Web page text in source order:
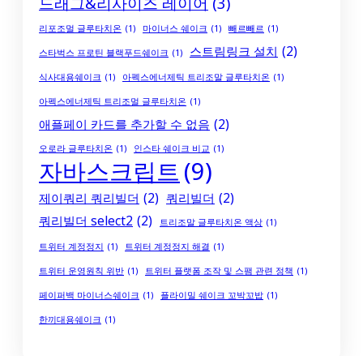
리포조멀 글루타치온 (1) 마이너스 쉐이크 (1) 빼르빼르 (1)
스타벅스 프로틴 블랙푸드쉐이크 (1) 스트림링크 설치 (2)
식사대용쉐이크 (1) 아펙스에너제틱 트리조말 글루타치온 (1)
아펙스에너제틱 트리조멀 글루타치온 (1)
애플페이 카드를 추가할 수 없음 (2)
오로라 글루타치온 (1) 인스타 쉐이크 비교 (1)
자바스크립트 (9)
제이쿼리 쿼리빌더 (2) 쿼리빌더 (2)
쿼리빌더 select2 (2) 트리조말 글루타치온 액상 (1)
트위터 계정정지 (1) 트위터 계정정지 해결 (1)
트위터 운영원칙 위반 (1) 트위터 플랫폼 조작 및 스팸 관련 정책 (1)
페이퍼백 마이너스쉐이크 (1) 플라이밀 쉐이크 꼬박꼬밥 (1)
한끼대용쉐이크 (1)